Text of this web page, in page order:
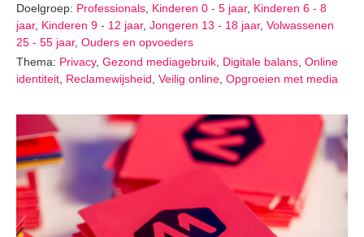
Doelgroep: Professionals, Kinderen 0 - 5 jaar, Kinderen 6 - 8
jaar, Kinderen 9 - 12 jaar, Jongeren 13 - 18 jaar, Volwassenen
25 - 55 jaar, Ouders en opvoeders
Thema: Privacy, Gezond mediagebruik, Digitale balans, Online
identiteit, Reclamewijsheid, Veilig online, Opgroeien met media